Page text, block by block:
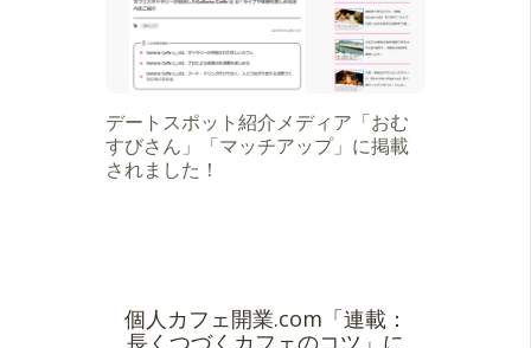
デートスポット紹介メディア「おむ
すびさん」「マッチアップ」に掲載
されました！
個人カフェ開業.com「連載：
長くつづくカフェのコツ」に